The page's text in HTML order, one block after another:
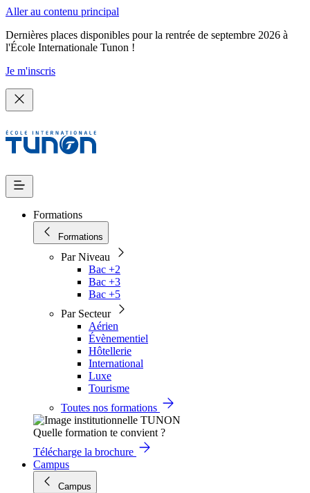
Aller au contenu principal
Dernières places disponibles pour la rentrée de septembre 2026 à
l'École Internationale Tunon !
Je m'inscris
Formations
Formations
Par Niveau
Bac +2
Bac +3
Bac +5
Par Secteur
Aérien
Évènementiel
Hôtellerie
International
Luxe
Tourisme
Toutes nos formations
Quelle formation te convient ?
Télécharge la brochure
Campus
Campus